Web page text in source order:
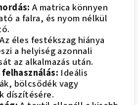
A matrica könnyen
a falra, és nyom nélkül
éles festékszag hiánya
a helyiség azonnali
az alkalmazás után.
Ideális
bölcsődék vagy
díszítésére.